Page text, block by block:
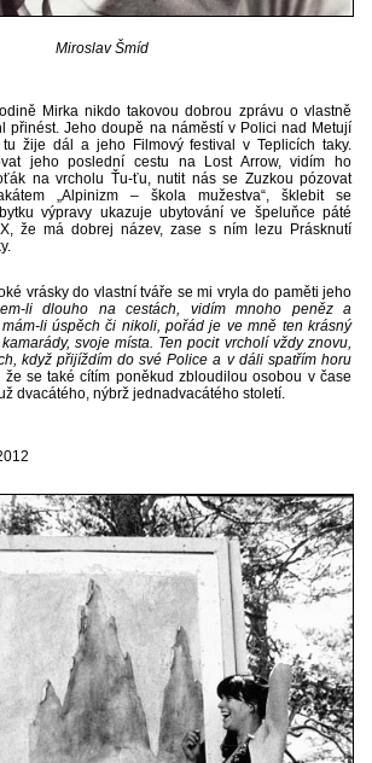
Miroslav Šmíd
Mirka nikdo takovou dobrou zprávu o vlastně
přinést. Jeho doupě na náměstí v Polici nad Metují
žije dál a jeho Filmový festival v Teplicích taky.
jeho poslední cestu na Lost Arrow, vidím ho
na vrcholu Ťu-ťu, nutit nás se Zuzkou pózovat
„Alpinizm – škola mužestva“, šklebit se
výpravy ukazuje ubytování ve špeluňce páté
že má dobrej název, zase s ním lezu Prásknutí
vrásky do vlastní tváře se mi vryla do paměti jeho
li dlouho na cestách, vidím mnoho peněz a
li úspěch či nikoli, pořád je ve mně ten krásný
svoje místa. Ten pocit vrcholí vždy znovu,
když přijíždím do své Police a v dáli spatřím horu
se také cítím poněkud zbloudilou osobou v čase
dvacátého, nýbrž jednadvacátého století.